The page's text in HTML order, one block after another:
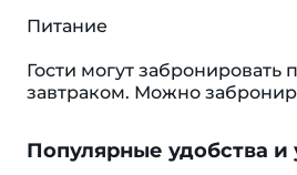
Питание
Гости могут забронировать
завтраком. Можно
Популярные удобства и